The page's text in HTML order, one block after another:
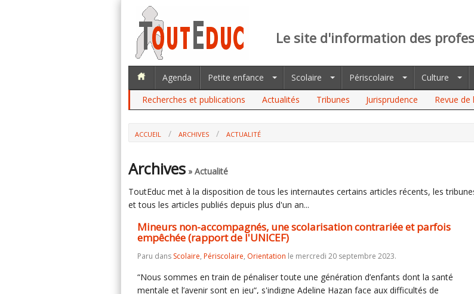
Le site d'information des
Agenda Petite enfance Scolaire Périscolaire Culture
Recherches et publications
Actualités Tribunes Jurisprudence Revue
ACCUEIL ARCHIVES
ACTUALITÉ
L'UNICEF)
Archives » Actualité
ToutEduc met à la disposition de tous les internautes certains articles récents, les
et tous les articles publiés depuis plus d'un an...
Mineurs non-accompagnés, une scolarisation contrariée et parfois
empêchée (rapport de l'UNICEF)
Paru dans Scolaire, Périscolaire, Orientation le mercredi 20 septembre 2023.
“Nous sommes en train de pénaliser toute une génération d’enfants dont la santé
mentale et l’avenir sont en jeu“, s'indigne Adeline Hazan face aux difficultés de